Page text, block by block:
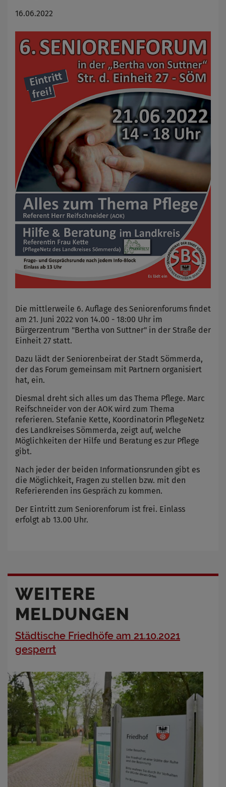
16.06.2022
Die mittlerweile 6. Auflage des Seniorenforums findet
am 21. Juni 2022 von 14.00 - 18:00 Uhr im
Bürgerzentrum "Bertha von Suttner" in der Straße der
Einheit 27 statt.
Dazu lädt der Seniorenbeirat der Stadt Sömmerda,
der das Forum gemeinsam mit Partnern organisiert
hat, ein.
Diesmal dreht sich alles um das Thema Pflege. Marc
Reifschneider von der AOK wird zum Thema
referieren. Stefanie Kette, Koordinatorin PflegeNetz
des Landkreises Sömmerda, zeigt auf, welche
Möglichkeiten der Hilfe und Beratung es zur Pflege
gibt.
Nach jeder der beiden Informationsrunden gibt es
die Möglichkeit, Fragen zu stellen bzw. mit den
Referierenden ins Gespräch zu kommen.
Der Eintritt zum Seniorenforum ist frei. Einlass
erfolgt ab 13.00 Uhr.
WEITERE
MELDUNGEN
Städtische Friedhöfe am 21.10.2021
gesperrt